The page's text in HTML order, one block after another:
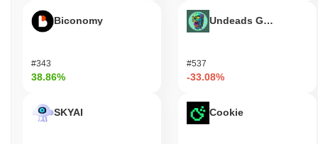
Biconomy
#343
38.86%
SKYAI
Undeads Games
#537
-33.08%
Cookie